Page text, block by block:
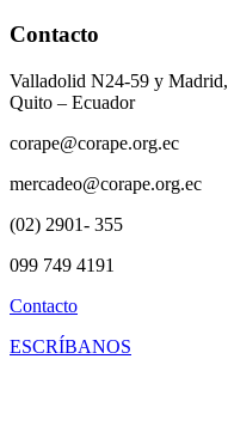
Contacto
Valladolid N24-59 y Madrid,
Quito – Ecuador
corape@corape.org.ec
mercadeo@corape.org.ec
(02) 2901- 355
099 749 4191
Contacto
ESCRÍBANOS